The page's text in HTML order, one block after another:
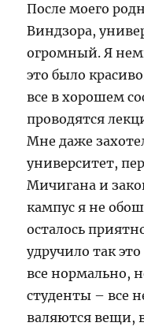
После моего
Виндзора,
огромный. Я
это было
все в хорошем
проводятся
Мне даже
университет,
Мичигана и
кампус я не
осталось
удручило так
все нормально,
студенты – все
валяются вещи,